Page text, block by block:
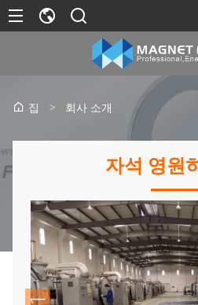
집 > 회사 소개
자석 영원